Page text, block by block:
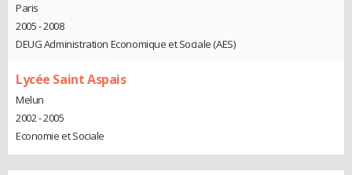
Paris
2005 - 2008
DEUG Administration Economique et Sociale (AES)
Lycée Saint Aspais
Melun
2002 - 2005
Economie et Sociale